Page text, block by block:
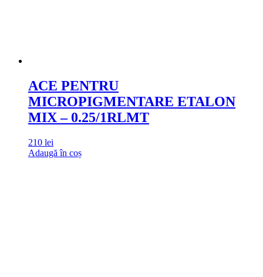
ACE PENTRU
MICROPIGMENTARE ETALON
MIX – 0.25/1RLMT
210 lei
Adaugă în coș